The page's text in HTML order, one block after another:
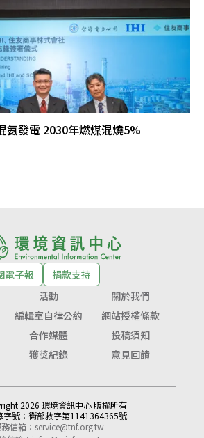
氨發電 2030年燃煤混燒5%
電子報
捐款支持
活動
關於我們
編輯室自律公約
網站授權條款
合作媒體
投稿須知
獲獎紀錄 意見回饋
2026 環境資訊中心 版權所有
號： 衛部救字第1141364365號
信箱： service@tnf.org.tw